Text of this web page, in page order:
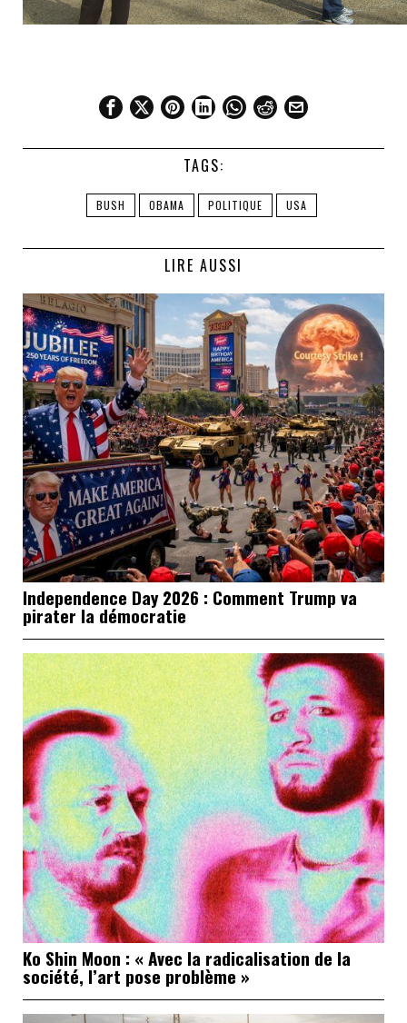
TAGS:
BUSH OBAMA POLITIQUE USA
LIRE AUSSI
Independence Day 2026 : Comment Trump va
pirater la démocratie
Ko Shin Moon : « Avec la radicalisation de la
société, l’art pose problème »